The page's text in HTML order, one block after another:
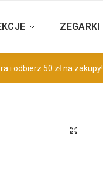
ZEGARKI
i odbierz 50 zł na zakupy!